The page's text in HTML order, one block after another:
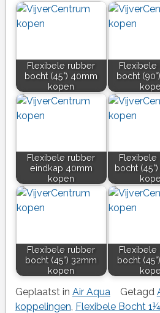
Flexibele rubber
bocht (45°) 40mm
kopen
Flexibele
bocht
Flexibele rubber
eindkap 40mm
kopen
Flexibele
bocht
Flexibele rubber
bocht (45°) 32mm
kopen
Flexibele
bocht
Geplaatst in Air Aqua Getagd
koppelingen Flexibele Bocht